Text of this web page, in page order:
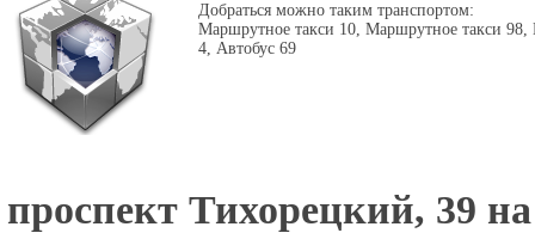
Добраться можно таким транспортом:
Маршрутное такси 10, Маршрутное такси
4, Автобус 69
проспект Тихорецкий, 39